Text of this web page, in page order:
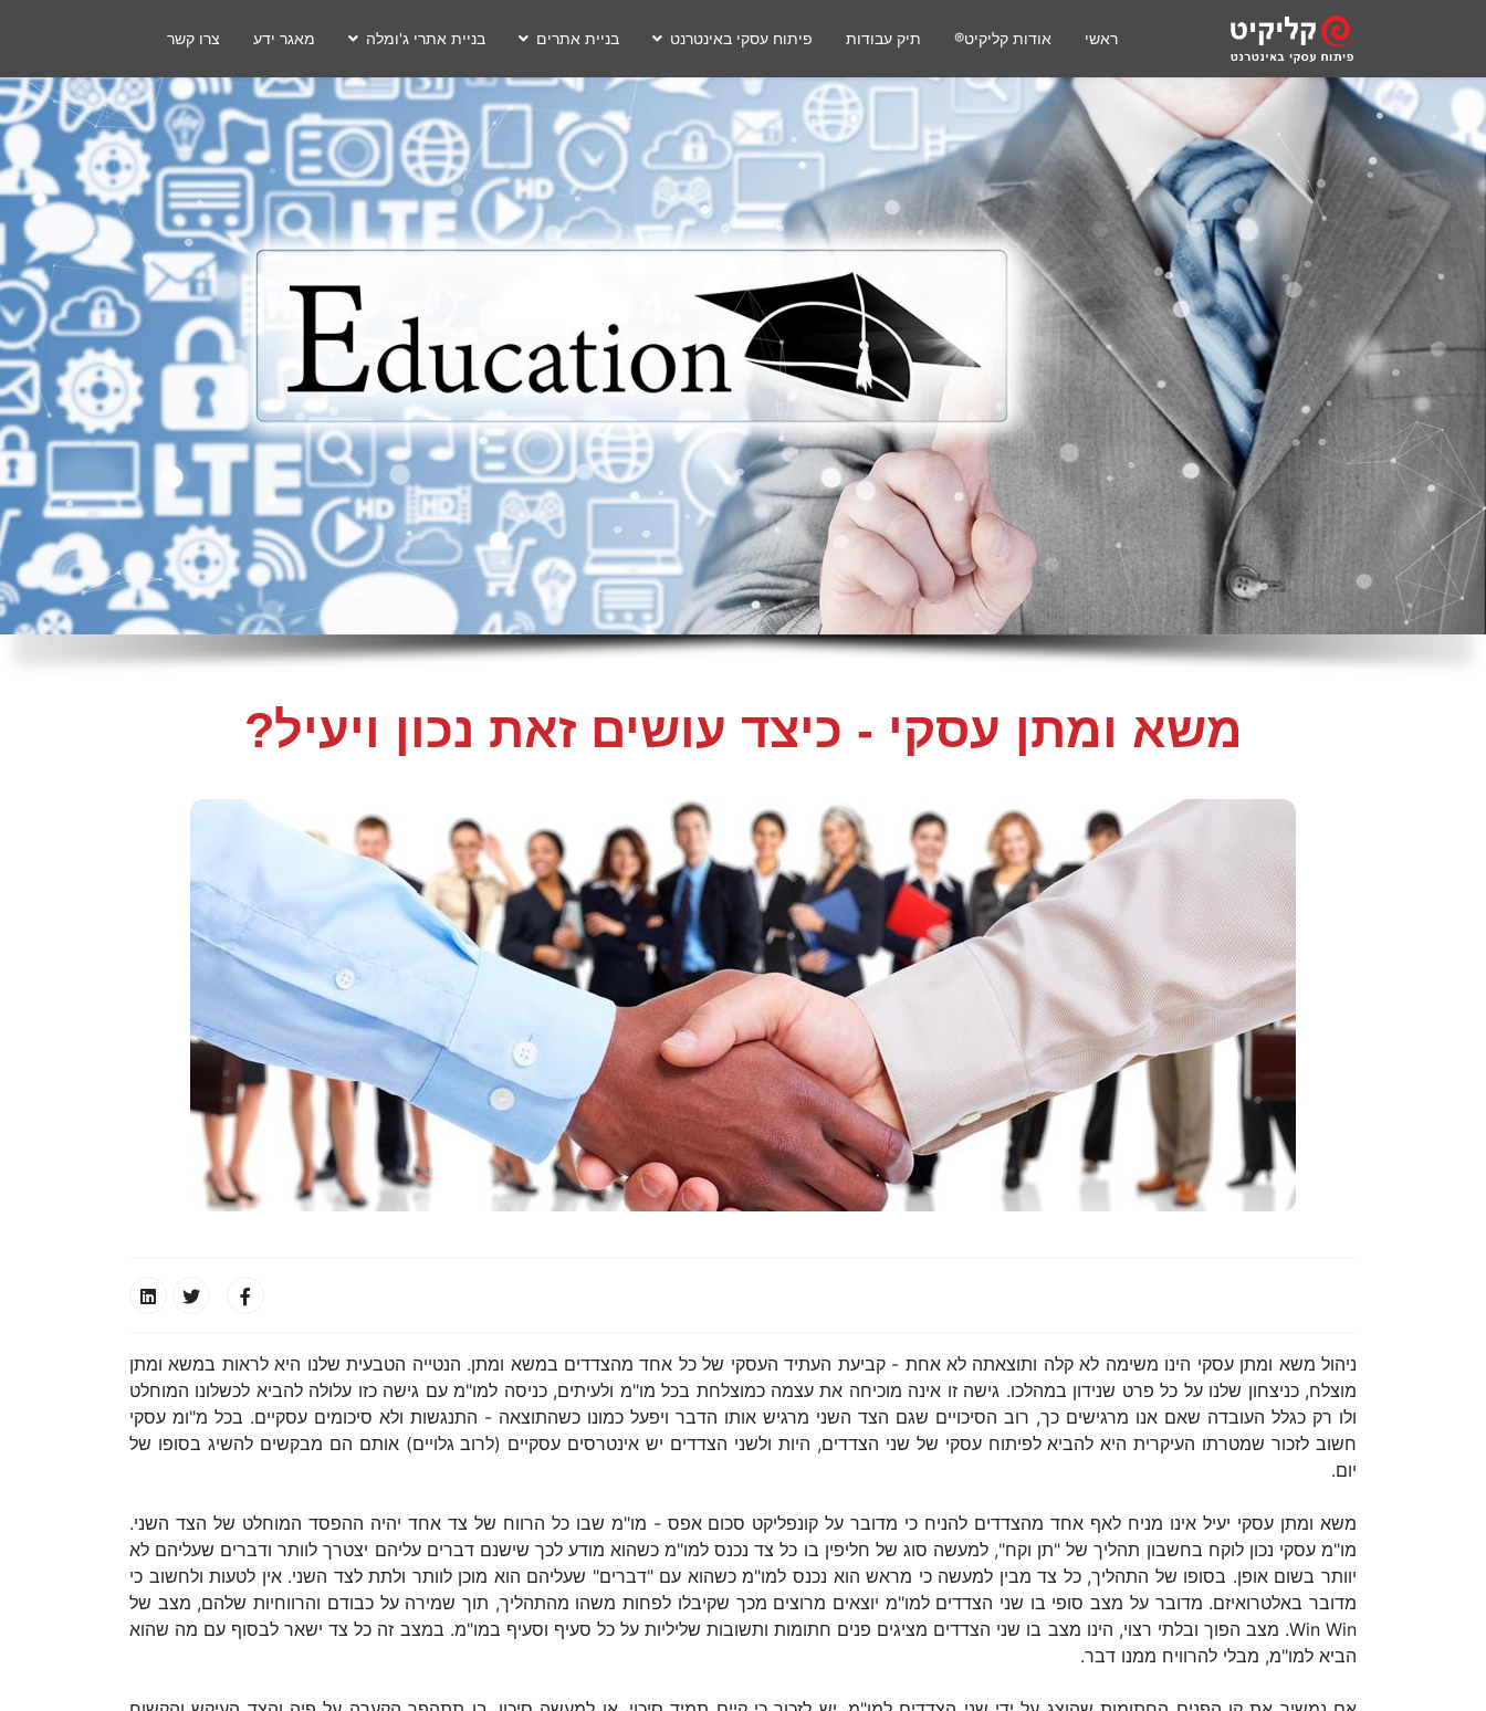
ראשי אודות קליקיט® תיק עבודות פיתוח עסקי באינטרנט בניית אתרים בניית אתרי ג'ומלה מאגר ידע צרו קשר
משא ומתן עסקי - כיצד עושים זאת נכון ויעיל?
ניהול משא ומתן עסקי הינו משימה לא קלה ותוצאתה לא אחת - קביעת העתיד העסקי של כל אחד מהצדדים במשא ומתן. הנטייה הטבעית שלנו היא לראות במשא ומתן
מוצלח, כניצחון שלנו על כל פרט שנידון במהלכו. גישה זו אינה מוכיחה את עצמה כמוצלחת בכל מו"מ ולעיתים, כניסה למו"מ עם גישה כזו עלולה להביא לכשלונו המוחלט
ולו רק כגלל העובדה שאם אנו מרגישים כך, רוב הסיכויים שגם הצד השני מרגיש אותו הדבר ויפעל כמונו כשהתוצאה - התנגשות ולא סיכומים עסקיים. בכל מ"ומ עסקי
חשוב לזכור שמטרתו העיקרית היא להביא לפיתוח עסקי של שני הצדדים, היות ולשני הצדדים יש אינטרסים עסקיים (לרוב גלויים) אותם הם מבקשים להשיג בסופו של
יום.
משא ומתן עסקי יעיל אינו מניח לאף אחד מהצדדים להניח כי מדובר על קונפליקט סכום אפס - מו"מ שבו כל הרווח של צד אחד יהיה ההפסד המוחלט של הצד השני.
מו"מ עסקי נכון לוקח בחשבון תהליך של "תן וקח", למעשה סוג של חליפין בו כל צד נכנס למו"מ כשהוא מודע לכך שישנם דברים עליהם יצטרך לוותר ודברים שעליהם לא
יוותר בשום אופן. בסופו של התהליך, כל צד מבין למעשה כי מראש הוא נכנס למו"מ כשהוא עם "דברים" שעליהם הוא מוכן לוותר ולתת לצד השני. אין לטעות ולחשוב כי
מדובר באלטרואיזם. מדובר על מצב סופי בו שני הצדדים למו"מ יוצאים מרוצים מכך שקיבלו לפחות משהו מהתהליך, תוך שמירה על כבודם והרווחיות שלהם, מצב של
Win Win. מצב הפוך ובלתי רצוי, הינו מצב בו שני הצדדים מציגים פנים חתומות ותשובות שליליות על כל סעיף וסעיף במו"מ. במצב זה כל צד ישאר לבסוף עם מה שהוא
הביא למו"מ, מבלי להרוויח ממנו דבר.